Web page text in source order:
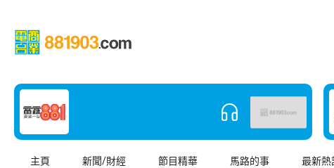
主頁 新聞/財經 節目精華 馬路的事 最新熱